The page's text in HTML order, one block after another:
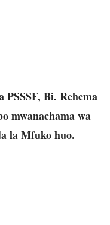
Bi. Rehema
mwanachama wa
la Mfuko huo.